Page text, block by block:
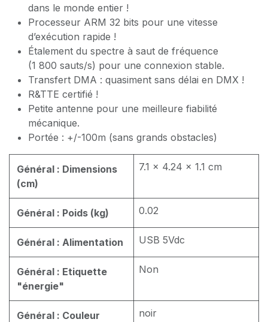
dans le monde entier !
Processeur ARM 32 bits pour une vitesse
d’exécution rapide !
Étalement du spectre à saut de fréquence
(1 800 sauts/s) pour une connexion stable.
Transfert DMA : quasiment sans délai en DMX !
R&TTE certifié !
Petite antenne pour une meilleure fiabilité
mécanique.
Portée : +/-100m (sans grands obstacles)
Général : Dimensions
(cm)
7.1 x 4.24 x 1.1 cm
Général : Poids (kg) 0.02
Général : Alimentation USB 5Vdc
Général : Etiquette
"énergie"
Non
Général : Couleur noir